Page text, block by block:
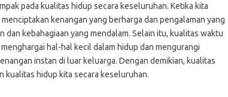
pada kualitas hidup secara keseluruhan. Ketika kita
kenangan yang berharga dan pengalaman yang
dan kebahagiaan yang mendalam. Selain itu, kualitas waktu
hal-hal kecil dalam hidup dan mengurangi
instan di luar keluarga. Dengan demikian, kualitas
kualitas hidup kita secara keseluruhan.